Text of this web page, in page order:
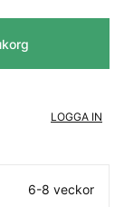
LOGGA IN
6-8 veckor